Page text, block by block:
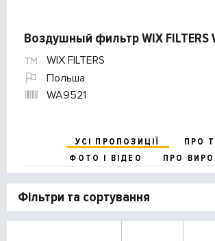
Воздушный фильтр WIX FILTERS
WIX FILTERS
Польша
WA9521
УСІ ПРОПОЗИЦІЇ
ПРО
ФОТО І ВІДЕО
ПРО
Фільтри та сортування